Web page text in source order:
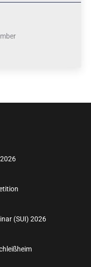
(SUI) 2026